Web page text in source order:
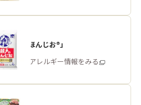
「瀬戸のほんじお®」
商品・アレルギー情報をみる